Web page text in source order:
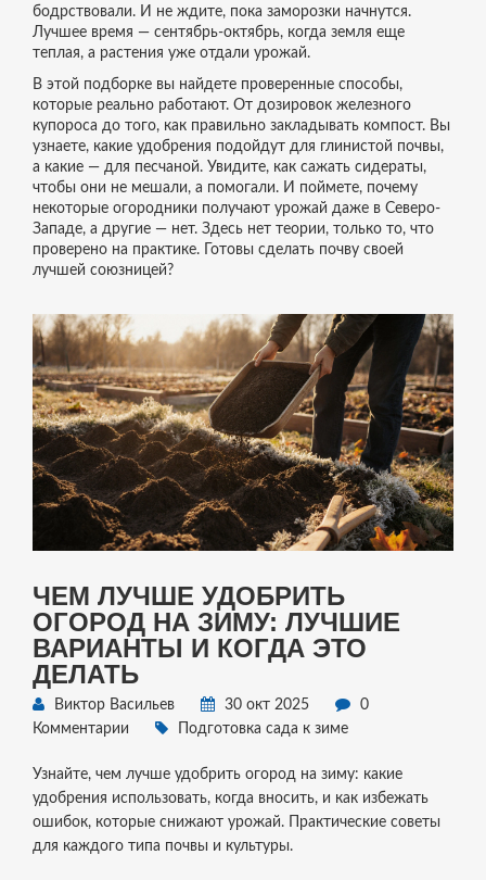
бодрствовали. И не ждите, пока заморозки начнутся.
Лучшее время — сентябрь-октябрь, когда земля еще
теплая, а растения уже отдали урожай.
В этой подборке вы найдете проверенные способы,
которые реально работают. От дозировок железного
купороса до того, как правильно закладывать компост. Вы
узнаете, какие удобрения подойдут для глинистой почвы,
а какие — для песчаной. Увидите, как сажать сидераты,
чтобы они не мешали, а помогали. И поймете, почему
некоторые огородники получают урожай даже в Северо-
Западе, а другие — нет. Здесь нет теории, только то, что
проверено на практике. Готовы сделать почву своей
лучшей союзницей?
ЧЕМ ЛУЧШЕ УДОБРИТЬ
ОГОРОД НА ЗИМУ: ЛУЧШИЕ
ВАРИАНТЫ И КОГДА ЭТО
ДЕЛАТЬ
Виктор Васильев 30 окт 2025
0
Комментарии
Подготовка сада к зиме
Узнайте, чем лучше удобрить огород на зиму: какие
удобрения использовать, когда вносить, и как избежать
ошибок, которые снижают урожай. Практические советы
для каждого типа почвы и культуры.